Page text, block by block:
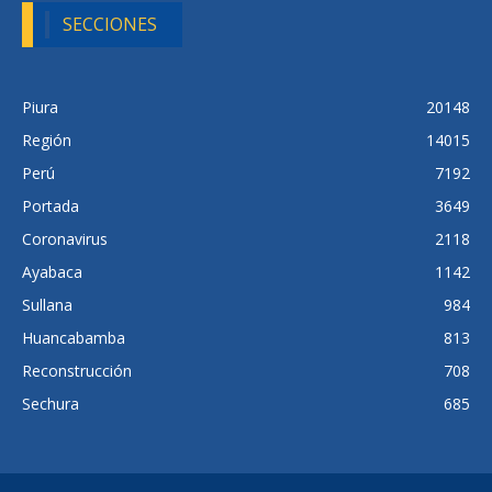
SECCIONES
Piura
20148
Región
14015
Perú
7192
Portada
3649
Coronavirus
2118
Ayabaca
1142
Sullana
984
Huancabamba
813
Reconstrucción
708
Sechura
685